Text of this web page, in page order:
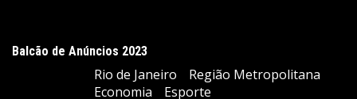
Balcão de Anúncios 2023
Rio de Janeiro
Região Metropolitana
Economia
Esporte